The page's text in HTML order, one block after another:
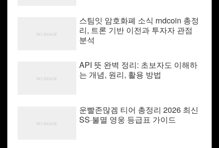
스팀잇 암호화폐 소식 rndcoin 총정
리, 트론 기반 이전과 투자자 관점
분석
API 뜻 완벽 정리: 초보자도 이해하
는 개념, 원리, 활용 방법
운빨존많겜 티어 총정리 2026 최신
SS·불멸 영웅 등급표 가이드